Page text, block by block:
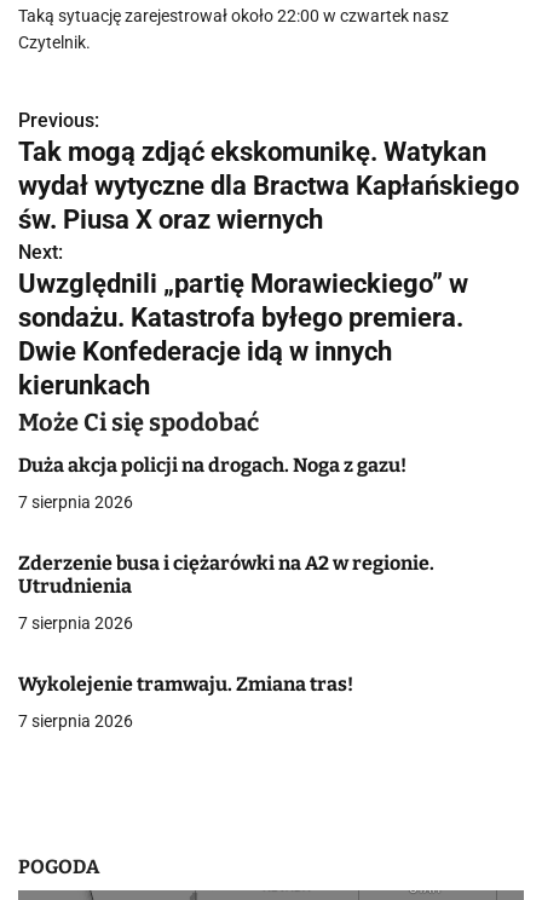
Taką sytuację zarejestrował około 22:00 w czwartek nasz
Czytelnik.
N
a
w
i
g
a
c
j
a
p
i
s
u
Previous:
Tak mogą zdjąć ekskomunikę. Watykan
wydał wytyczne dla Bractwa Kapłańskiego
św. Piusa X oraz wiernych
Next:
Uwzględnili „partię Morawieckiego” w
sondażu. Katastrofa byłego premiera.
Dwie Konfederacje idą w innych
kierunkach
Może Ci się spodobać
Duża akcja policji na drogach. Noga z gazu!
7 sierpnia 2026
Zderzenie busa i ciężarówki na A2 w regionie.
Utrudnienia
7 sierpnia 2026
Wykolejenie tramwaju. Zmiana tras!
7 sierpnia 2026
POGODA